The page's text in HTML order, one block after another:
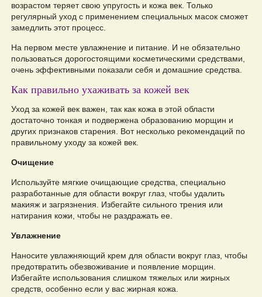
возрастом теряет свою упругость и кожа век. Только
регулярный уход с применением специальных масок сможет
замедлить этот процесс.
На первом месте увлажнение и питание. И не обязательно
пользоваться дорогостоящими косметическими средствами,
очень эффективными показали себя и домашние средства.
Как правильно ухаживать за кожей век
Уход за кожей век важен, так как кожа в этой области
достаточно тонкая и подвержена образованию морщин и
других признаков старения. Вот несколько рекомендаций по
правильному уходу за кожей век.
Очищение
Используйте мягкие очищающие средства, специально
разработанные для области вокруг глаз, чтобы удалить
макияж и загрязнения. Избегайте сильного трения или
натирания кожи, чтобы не раздражать ее.
Увлажнение
Наносите увлажняющий крем для области вокруг глаз, чтобы
предотвратить обезвоживание и появление морщин.
Избегайте использования слишком тяжелых или жирных
средств, особенно если у вас жирная кожа.